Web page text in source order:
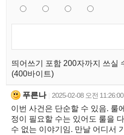
띄어쓰기 포함 200자까지 쓰실
(400바이트)
푸른나 2025-02-08 오전 11:26:00
이번 사건은 단순할 수 있음. 룰
정이 필요할 수는 있어도 룰을
수 없는 이야기임. 만날 어디서